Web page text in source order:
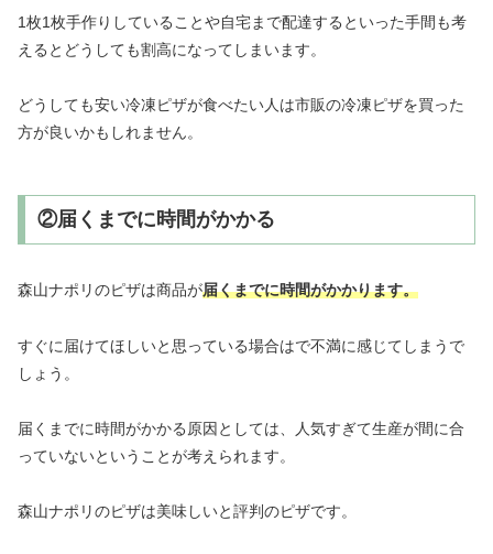
1枚1枚手作りしていることや自宅まで配達するといった手間も考
えるとどうしても割高になってしまいます。
どうしても安い冷凍ピザが食べたい人は市販の冷凍ピザを買った
方が良いかもしれません。
②届くまでに時間がかかる
森山ナポリのピザは商品が届くまでに時間がかかります。
すぐに届けてほしいと思っている場合はで不満に感じてしまうで
しょう。
届くまでに時間がかかる原因としては、人気すぎて生産が間に合
っていないということが考えられます。
森山ナポリのピザは美味しいと評判のピザです。